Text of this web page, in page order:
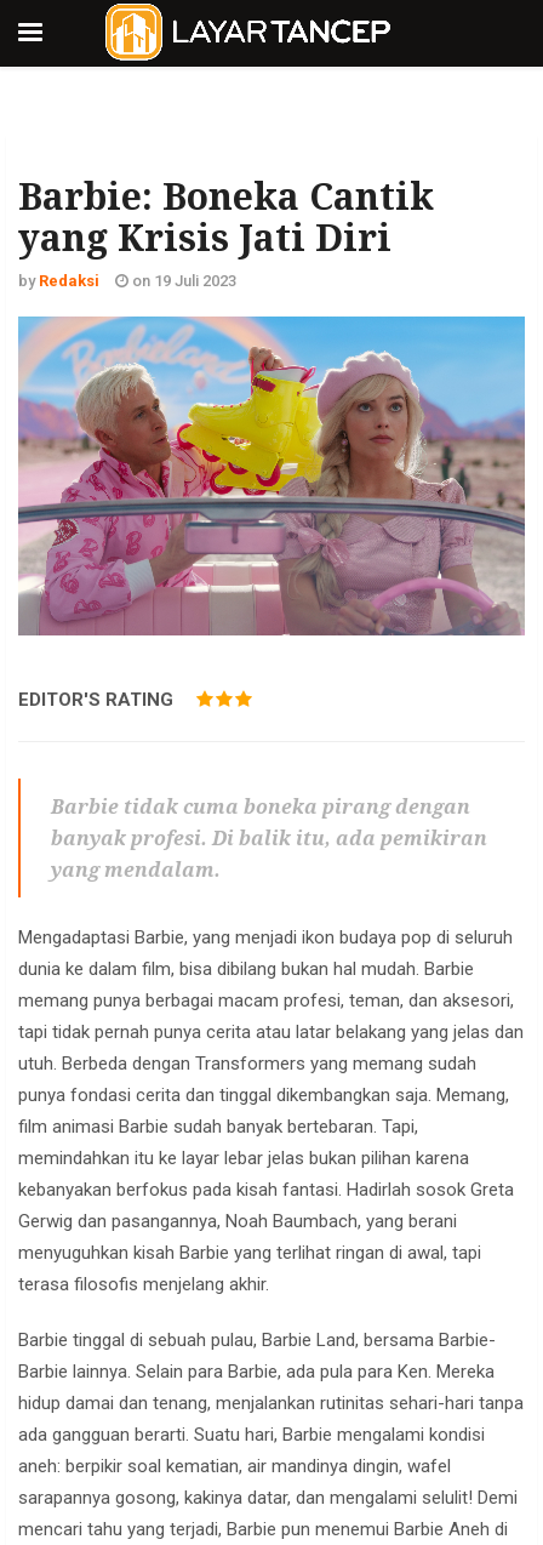
Barbie: Boneka Cantik
yang Krisis Jati Diri
by Redaksi on 19 Juli 2023
EDITOR'S RATING
Barbie tidak cuma boneka pirang dengan
banyak profesi. Di balik itu, ada pemikiran
yang mendalam.
Mengadaptasi Barbie, yang menjadi ikon budaya pop di seluruh
dunia ke dalam film, bisa dibilang bukan hal mudah. Barbie
memang punya berbagai macam profesi, teman, dan aksesori,
tapi tidak pernah punya cerita atau latar belakang yang jelas dan
utuh. Berbeda dengan Transformers yang memang sudah
punya fondasi cerita dan tinggal dikembangkan saja. Memang,
film animasi Barbie sudah banyak bertebaran. Tapi,
memindahkan itu ke layar lebar jelas bukan pilihan karena
kebanyakan berfokus pada kisah fantasi. Hadirlah sosok Greta
Gerwig dan pasangannya, Noah Baumbach, yang berani
menyuguhkan kisah Barbie yang terlihat ringan di awal, tapi
terasa filosofis menjelang akhir.
Barbie tinggal di sebuah pulau, Barbie Land, bersama Barbie-
Barbie lainnya. Selain para Barbie, ada pula para Ken. Mereka
hidup damai dan tenang, menjalankan rutinitas sehari-hari tanpa
ada gangguan berarti. Suatu hari, Barbie mengalami kondisi
aneh: berpikir soal kematian, air mandinya dingin, wafel
sarapannya gosong, kakinya datar, dan mengalami selulit! Demi
mencari tahu yang terjadi, Barbie pun menemui Barbie Aneh di